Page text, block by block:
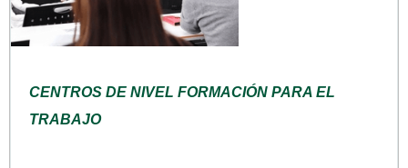
CENTROS DE NIVEL FORMACIÓN PARA EL
TRABAJO